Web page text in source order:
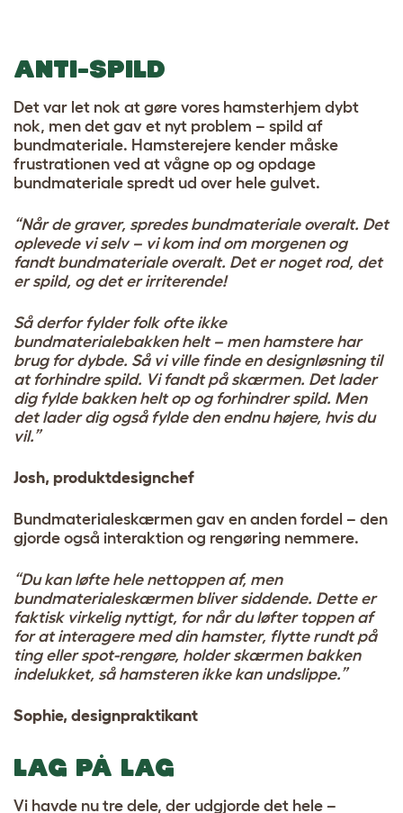
ANTI-SPILD
Det var let nok at gøre vores hamsterhjem dybt
nok, men det gav et nyt problem – spild af
bundmateriale. Hamsterejere kender måske
frustrationen ved at vågne op og opdage
bundmateriale spredt ud over hele gulvet.
“Når de graver, spredes bundmateriale overalt. Det
oplevede vi selv – vi kom ind om morgenen og
fandt bundmateriale overalt. Det er noget rod, det
er spild, og det er irriterende!
Så derfor fylder folk ofte ikke
bundmaterialebakken helt – men hamstere har
brug for dybde. Så vi ville finde en designløsning til
at forhindre spild. Vi fandt på skærmen. Det lader
dig fylde bakken helt op og forhindrer spild. Men
det lader dig også fylde den endnu højere, hvis du
vil.”
Josh, produktdesignchef
Bundmaterialeskærmen gav en anden fordel – den
gjorde også interaktion og rengøring nemmere.
“Du kan løfte hele nettoppen af, men
bundmaterialeskærmen bliver siddende. Dette er
faktisk virkelig nyttigt, for når du løfter toppen af ​​
for at interagere med din hamster, flytte rundt på
ting eller spot-rengøre, holder skærmen bakken
indelukket, så hamsteren ikke kan undslippe.”
Sophie, designpraktikant
LAG PÅ LAG
Vi havde nu tre dele, der udgjorde det hele –